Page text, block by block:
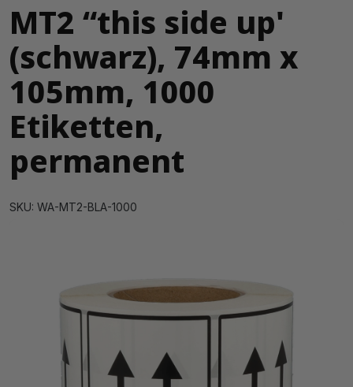
MT2 “this side up'
(schwarz), 74mm x
105mm, 1000
Etiketten,
permanent
SKU: WA-MT2-BLA-1000